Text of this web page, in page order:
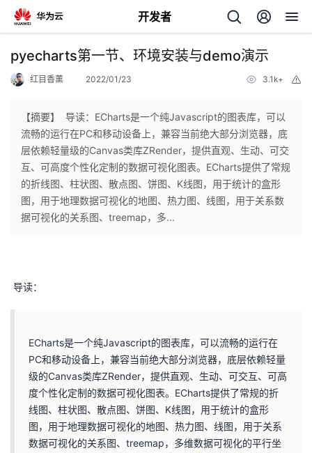
开发者
返
个
人
我
我
的
博
我
的
我
pyecharts第一节、环境安装与demo演示
红目香薰 2022/01/23 3.1k+
【摘要】 ​ 导读：ECharts是一个纯Javascript的图表库，可以
流畅的运行在PC和移动设备上，兼容当前绝大部分浏览器，底
层依赖轻量级的Canvas类库ZRender，提供直观、生动、可交
互、可高度个性化定制的数据可视化图表。ECharts提供了常规
的折线图、柱状图、散点图、饼图、K线图，用于统计的盒形
图，用于地理数据可视化的地图、热力图、线图，用于关系数
据可视化的关系图、treemap，多...
导读：
ECharts是一个纯Javascript的图表库，可以流畅的运行在
PC和移动设备上，兼容当前绝大部分浏览器，底层依赖轻量
级的Canvas类库ZRender，提供直观、生动、可交互、可高
度个性化定制的数据可视化图表。ECharts提供了常规的折
线图、柱状图、散点图、饼图、K线图，用于统计的盒形
图，用于地理数据可视化的地图、热力图、线图，用于关系
数据可视化的关系图、treemap，多维数据可视化的平行坐